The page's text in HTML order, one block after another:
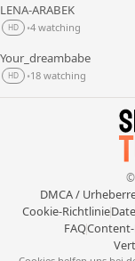
LENA-ARABEK
HD •4 watching
Your_dreambabe
HD •18 watching
©
DMCA /
Cookie-Richtlinie
FAQ